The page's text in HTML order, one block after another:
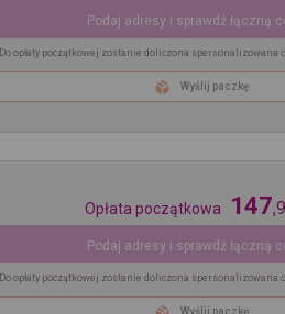
Podaj adresy i sprawdź łączną
Do opłaty początkowej zostanie doliczona
Wyślij paczkę
Opłata początkowa 147,
Podaj adresy i sprawdź łączną
Do opłaty początkowej zostanie doliczona